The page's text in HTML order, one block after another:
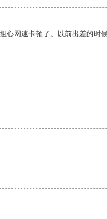
网速卡顿了。以前出差的时